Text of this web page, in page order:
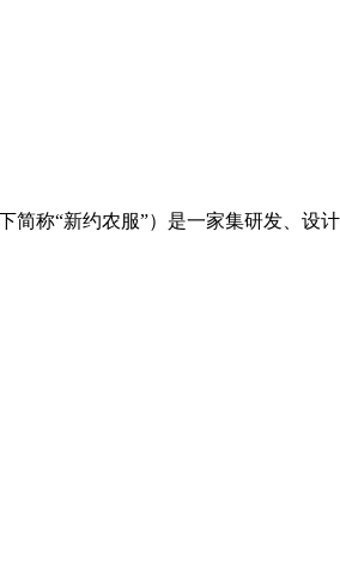
简称“新约农服”）是一家集研发、